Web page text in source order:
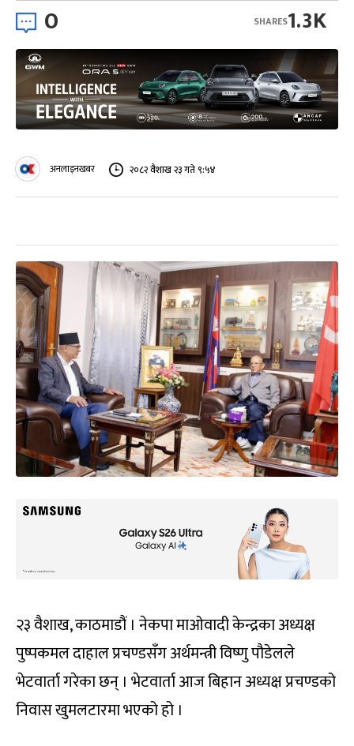
0 1.3K
SHARES
अनलाइनखबर २०८२ वैशाख २३ गते ९:५४
२३ वैशाख, काठमाडौं । नेकपा माओवादी केन्द्रका अध्यक्ष
पुष्पकमल दाहाल प्रचण्डसँग अर्थमन्त्री विष्णु पौडेलले
भेटवार्ता गरेका छन् । भेटवार्ता आज बिहान अध्यक्ष प्रचण्डको
निवास खुमलटारमा भएको हो ।